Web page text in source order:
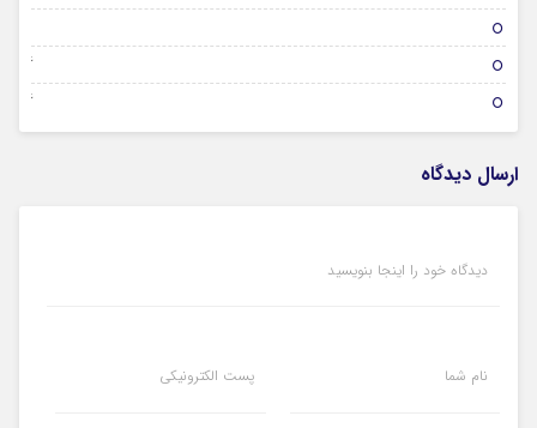
26 ژانویه 2026
26 ژانویه 2026
ارسال دیدگاه
دیدگاه خود را اینجا بنویسید
نام شما پست الکترونیکی